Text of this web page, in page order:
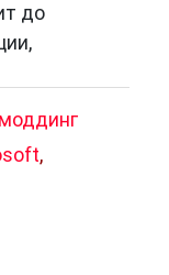
до
моддинг
,